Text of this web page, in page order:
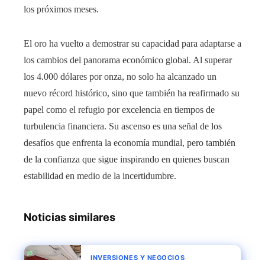
los próximos meses.
El oro ha vuelto a demostrar su capacidad para adaptarse a
los cambios del panorama económico global. Al superar
los 4.000 dólares por onza, no solo ha alcanzado un
nuevo récord histórico, sino que también ha reafirmado su
papel como el refugio por excelencia en tiempos de
turbulencia financiera. Su ascenso es una señal de los
desafíos que enfrenta la economía mundial, pero también
de la confianza que sigue inspirando en quienes buscan
estabilidad en medio de la incertidumbre.
Noticias similares
INVERSIONES Y NEGOCIOS